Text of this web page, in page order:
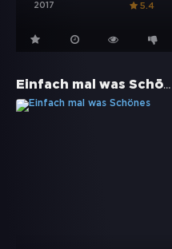
2017 5.4
Einfach mal was Schönes